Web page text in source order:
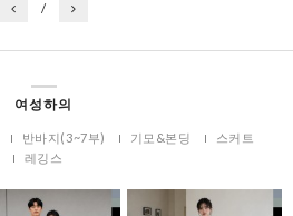
/
여성하의
반바지(3~7부) 기모&본딩
스커트
레깅스